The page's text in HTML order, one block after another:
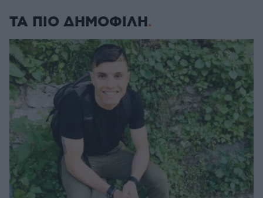
ΤΑ ΠΙΟ ΔΗΜΟΦΙΛΗ